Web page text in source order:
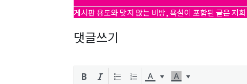
게시판 용도와 맞지 않는 비방, 욕설이 포함된 글은 저
댓글쓰기